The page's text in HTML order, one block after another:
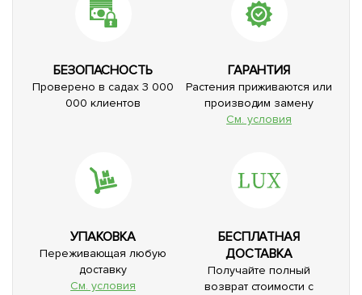
БЕЗОПАСНОСТЬ
Проверено в садах 3 000
000 клиентов
ГАРАНТИЯ
Растения приживаются или
производим замену
См. условия
УПАКОВКА
Переживающая любую
доставку
См. условия
БЕСПЛАТНАЯ
ДОСТАВКА
Получайте полный
возврат стоимости с